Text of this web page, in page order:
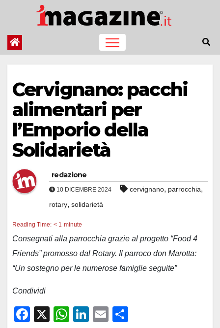
contenuto
Cervignano: pacchi
alimentari per
l’Emporio della
Solidarietà
redazione
10 DICEMBRE 2024 cervignano, parrocchia,
rotary, solidarietà
Reading Time: < 1 minute
Consegnati alla parrocchia grazie al progetto “Food 4
Friends” promosso dal Rotary. Il parroco don Marotta:
“Un sostegno per le numerose famiglie seguite”
Condividi
F
X
W
Li
E